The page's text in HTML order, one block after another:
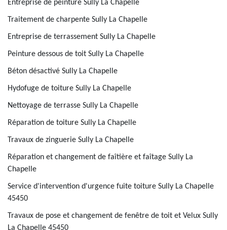
Entreprise de peinture Sully La Chapelle
Traitement de charpente Sully La Chapelle
Entreprise de terrassement Sully La Chapelle
Peinture dessous de toit Sully La Chapelle
Béton désactivé Sully La Chapelle
Hydofuge de toiture Sully La Chapelle
Nettoyage de terrasse Sully La Chapelle
Réparation de toiture Sully La Chapelle
Travaux de zinguerie Sully La Chapelle
Réparation et changement de faîtière et faîtage Sully La
Chapelle
Service d'intervention d'urgence fuite toiture Sully La Chapelle
45450
Travaux de pose et changement de fenêtre de toit et Velux Sully
La Chapelle 45450